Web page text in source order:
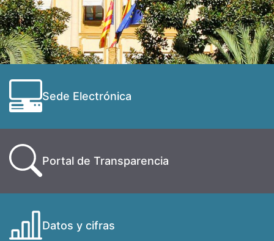
Sede Electrónica
Portal de Transparencia
Datos y cifras